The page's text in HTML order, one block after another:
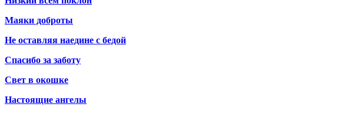
Маяки доброты
Не оставляя наедине с бедой
Спасибо за заботу
Свет в окошке
Настоящие ангелы